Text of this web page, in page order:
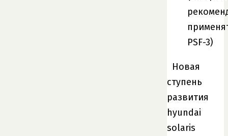
PSF-3)
Новая
ступень
развития
hyundai
solaris